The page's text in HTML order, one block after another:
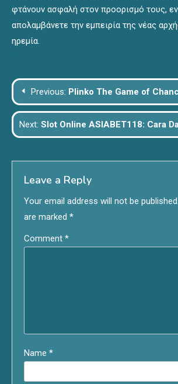
φτάνουν ασφαλή στον προορισμό τους,
απολαμβάνετε την εμπειρία της νέας
ηρεμία.
Post
navigation
Previous: Plinko The Game of
Next: Slot Online ASIABET118: Cara
Leave a Reply
Your email address will not be published.
are marked *
Comment *
Name *